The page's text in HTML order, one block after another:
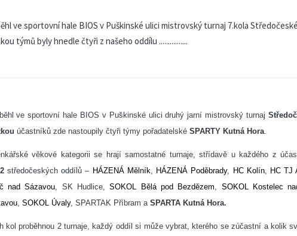
ve sportovní hale BIOS v Puškinské ulici mistrovský turnaj 7.kola
týmů byly hnedle čtyři z našeho oddílu ................
ve sportovní hale BIOS v Puškinské ulici druhý jarní mistrovský turnaj
účastníků zde nastoupily čtyři týmy pořadatelské SPARTY Kutná Hora
věkové kategorii se hrají samostatné turnaje, střídavě u každého z
středočeských oddílů – HÁZENÁ Mělník HÁZENÁ Poděbrady, HC Kolín, HC TJ
nad Sázavou , SK Hudlice,SOKOL Bělá pod Bezdězem SOKOL Kostelec
SOKOL Úvaly, SPARTAK Příbram a SPARTA Kutná Hora.
kol proběhnou 2 turnaje, každý oddíl si může vybrat, kterého se zúčastní a kolik